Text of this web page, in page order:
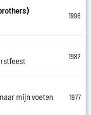
1996
1982
mijn voeten
1977